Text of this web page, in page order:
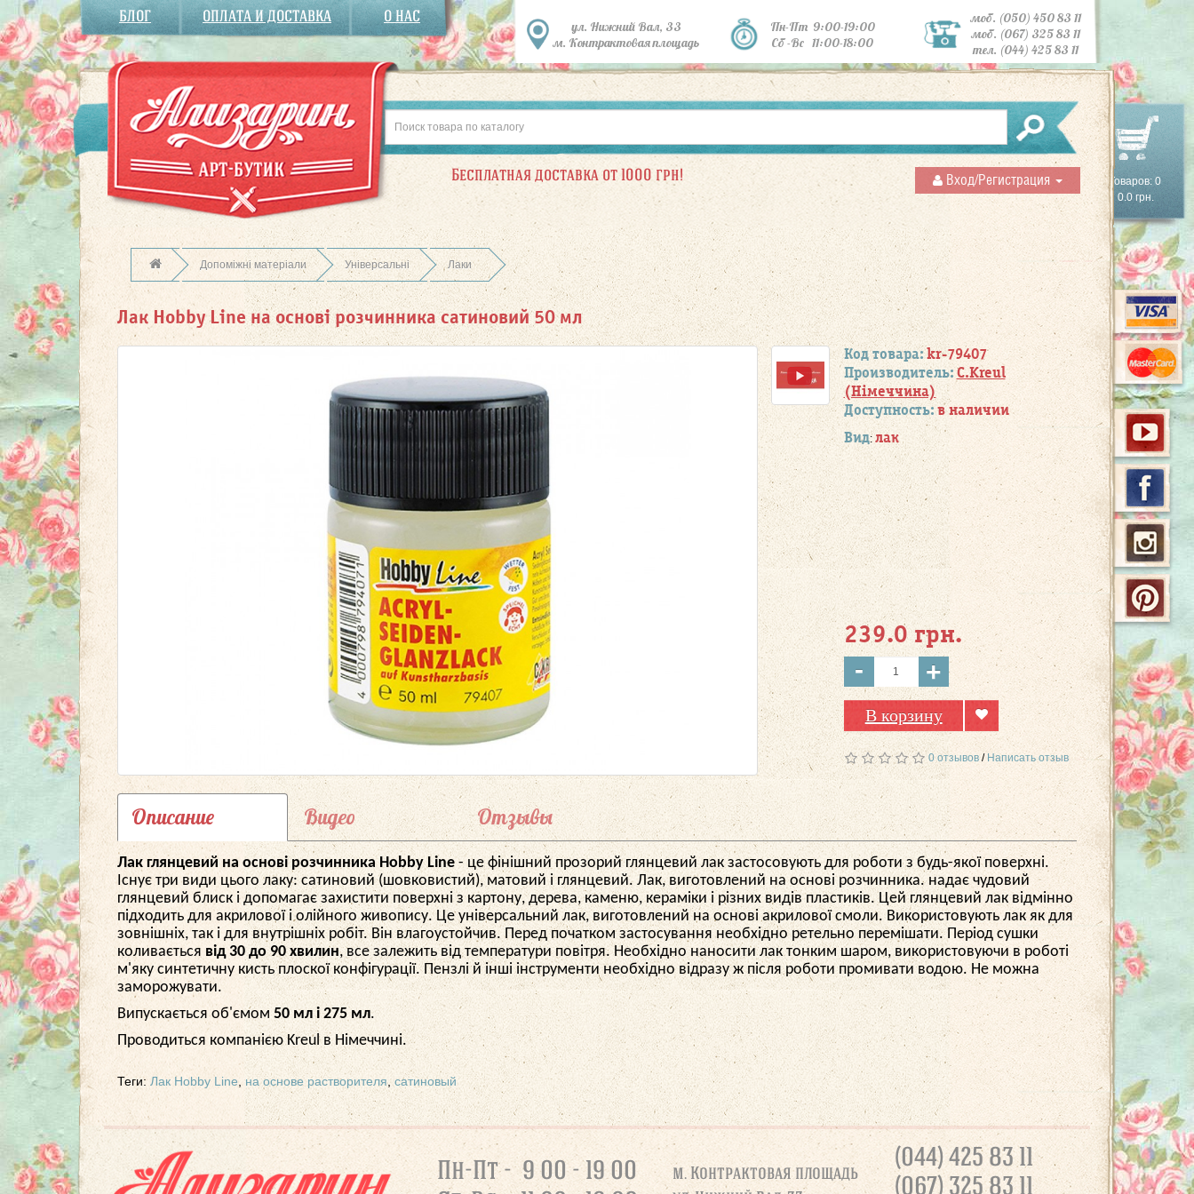
БЛОГ ОПЛАТА И ДОСТАВКА О НАС
ул. Нижний Вал, 33
м. Контрактовая площадь
Пн-Пт 9:00-19:00
Сб -Вс 11:00-18:00
моб. (050) 450 83 11
моб. (067) 325 83 11
тел. (044) 425 83 11
Товаров: 0
0.0 грн.
Бесплатная доставка от 1000 грн! Вход/Регистрация
Допоміжні матеріали Універсальні Лаки
Лак Hobby Line на основі розчинника сатиновий 50 мл
Код товара:kr-79407
Производитель: C.Kreul
(Німеччина)
Доступность: в наличии
Вид:лак
239.0 грн.
-
+
В корзину
0 отзывов/Написать отзыв
Описание Видео Отзывы
Лак глянцевий на основі розчинника Hobby Line- це фінішний прозорий глянцевий лак застосовують для роботи з будь-якої поверхні.
Існує три види цього лаку: сатиновий (шовковистий), матовий і глянцевий. Лак, виготовлений на основі розчинника. надає чудовий
глянцевий блиск і допомагає захистити поверхні з картону, дерева, каменю, кераміки і різних видів пластиків. Цей глянцевий лак відмінно
підходить для акрилової і олійного живопису. Це універсальний лак, виготовлений на основі акрилової смоли. Використовують лак як для
зовнішніх, так і для внутрішніх робіт. Він влагоустойчив. Перед початком застосування необхідно ретельно перемішати. Період сушки
коливається від 30 до 90 хвилин, все залежить від температури повітря. Необхідно наносити лак тонким шаром, використовуючи в роботі
м'яку синтетичну кисть плоскої конфігурації. Пензлі й інші інструменти необхідно відразу ж після роботи промивати водою. Не можна
заморожувати.
Випускається об'ємом50 мл і 275 мл.
Проводиться компанією Kreul в Німеччині.
Теги: Лак Hobby Line ,на основе растворителя, сатиновый
Пн-Пт - 9 00 - 19 00
м. Контрактовая площадь
(044) 425 83 11
(067) 325 83 11